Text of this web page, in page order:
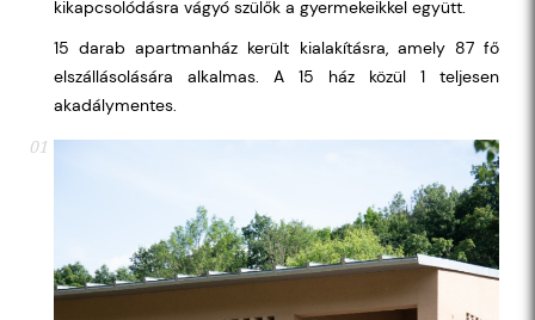
kikapcsolódásra vágyó szülők a gyermekeikkel együtt.
15 darab apartmanház került kialakításra, amely 87 fő
elszállásolására alkalmas. A 15 ház közül 1 teljesen
akadálymentes.
01